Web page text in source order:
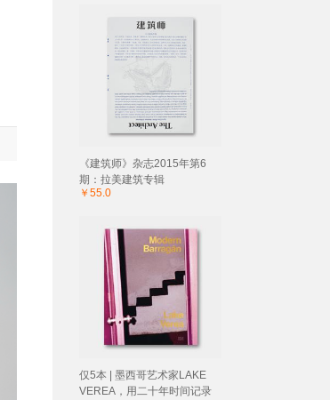
《建筑师》杂志2015年第6
期：拉美建筑专辑
￥55.0
仅5本 | 墨西哥艺术家LAKE
VEREA，用二十年时间记录